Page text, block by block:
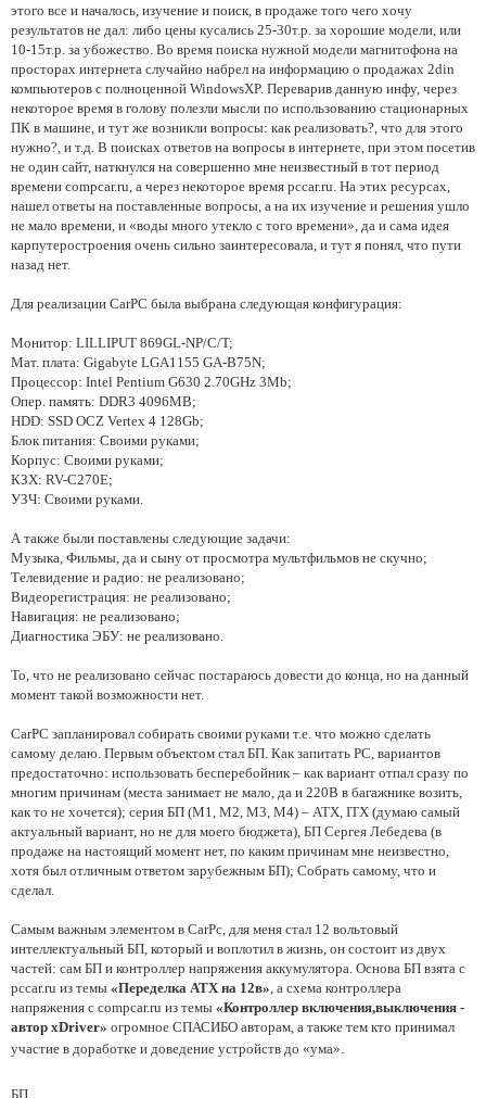
этого все и началось, изучение и поиск, в продаже того чего хочу
результатов не дал: либо цены кусались 25-30т.р. за хорошие модели, или
10-15т.р. за убожество. Во время поиска нужной модели магнитофона на
просторах интернета случайно набрел на информацию о продажах 2din
компьютеров с полноценной WindowsXP. Переварив данную инфу, через
некоторое время в голову полезли мысли по использованию стационарных
ПК в машине, и тут же возникли вопросы: как реализовать?, что для этого
нужно?, и т.д. В поисках ответов на вопросы в интернете, при этом посетив
не один сайт, наткнулся на совершенно мне неизвестный в тот период
времени compcar.ru, а через некоторое время pccar.ru. На этих ресурсах,
нашел ответы на поставленные вопросы, а на их изучение и решения ушло
не мало времени, и «воды много утекло с того времени», да и сама идея
карпутеростроения очень сильно заинтересовала, и тут я понял, что пути
назад нет.
Для реализации CarPC была выбрана следующая конфигурация:
Монитор: LILLIPUT 869GL-NP/C/T;
Мат. плата: Gigabyte LGA1155 GA-B75N;
Процессор: Intel Pentium G630 2.70GHz 3Mb;
Опер. память: DDR3 4096MB;
HDD: SSD OCZ Vertex 4 128Gb;
Блок питания: Своими руками;
Корпус: Своими руками;
КЗХ: RV-C270E;
УЗЧ: Своими руками.
А также были поставлены следующие задачи:
Музыка, Фильмы, да и сыну от просмотра мультфильмов не скучно;
Телевидение и радио: не реализовано;
Видеорегистрация: не реализовано;
Навигация: не реализовано;
Диагностика ЭБУ: не реализовано.
То, что не реализовано сейчас постараюсь довести до конца, но на данный
момент такой возможности нет.
CarPC запланировал собирать своими руками т.е. что можно сделать
самому делаю. Первым объектом стал БП. Как запитать PC, вариантов
предостаточно: использовать бесперебойник – как вариант отпал сразу по
многим причинам (места занимает не мало, да и 220В в багажнике возить,
как то не хочется); серия БП (М1, М2, М3, М4) – ATX, ITX (думаю самый
актуальный вариант, но не для моего бюджета), БП Сергея Лебедева (в
продаже на настоящий момент нет, по каким причинам мне неизвестно,
хотя был отличным ответом зарубежным БП); Собрать самому, что и
сделал.
Самым важным элементом в CarPc, для меня стал 12 вольтовый
интеллектуальный БП, который и воплотил в жизнь, он состоит из двух
частей: сам БП и контроллер напряжения аккумулятора. Основа БП взята с
pccar.ru из темы «Переделка ATX на 12в» , а схема контроллера
напряжения с compcar.ru из темы «Контроллер включения,выключения -
автор xDriver» огромное СПАСИБО авторам, а также тем кто принимал
участие в доработке и доведение устройств до «ума».
БП.